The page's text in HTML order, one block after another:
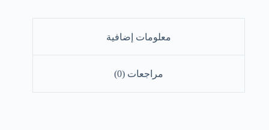
معلومات إضافية
مراجعات (0)